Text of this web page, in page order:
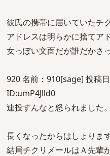
彼氏の携帯に届いていたチ
アドレスは明らかに捨てアド
女っぽい文面だが誰だかさ
920 名前：910[sage] 投稿
ID:umP4Jlld0
連投すんなと怒られました。
長くなったからはしょります
結局チクリメールはＡ先輩